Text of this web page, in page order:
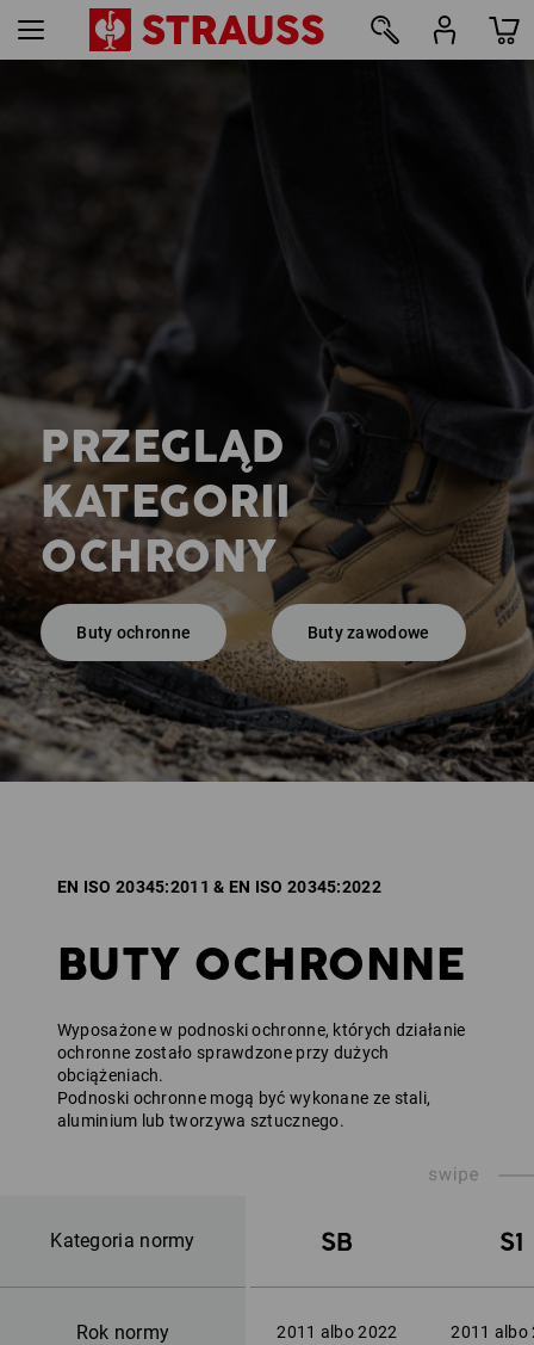
PRZEGLĄD
KATEGORII
OCHRONY
Buty ochronne Buty zawodowe
EN ISO 20345:2011 & EN ISO 20345:2022
BUTY OCHRONNE
Wyposażone w podnoski ochronne, których działanie
ochronne zostało sprawdzone przy dużych
obciążeniach.
Podnoski ochronne mogą być wykonane ze stali,
aluminium lub tworzywa sztucznego.
SB S1
2011 albo 2022 2011 albo
Kategoria normy
Rok normy